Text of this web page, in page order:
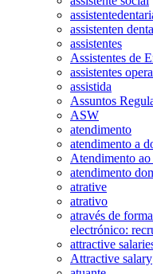
assistenten
assistentes
Assistentes de
assistentes
assistida
Assuntos
ASW
atendimento
atendimento a
Atendimento
atendimento
atrative
atrativo
através de
electrónico:
attractive
Attractive salary